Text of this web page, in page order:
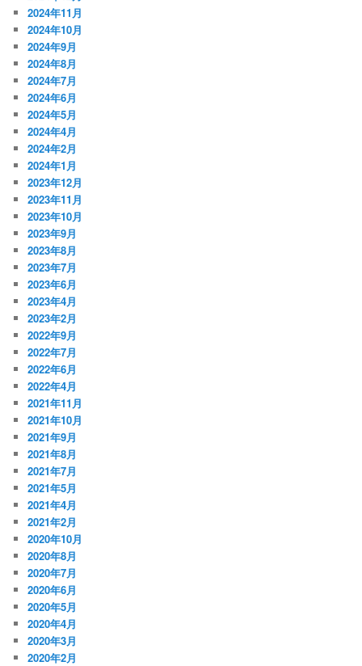
2024年11月
2024年10月
2024年9月
2024年8月
2024年7月
2024年6月
2024年5月
2024年4月
2024年2月
2024年1月
2023年12月
2023年11月
2023年10月
2023年9月
2023年8月
2023年7月
2023年6月
2023年4月
2023年2月
2022年9月
2022年7月
2022年6月
2022年4月
2021年11月
2021年10月
2021年9月
2021年8月
2021年7月
2021年5月
2021年4月
2021年2月
2020年10月
2020年8月
2020年7月
2020年6月
2020年5月
2020年4月
2020年3月
2020年2月